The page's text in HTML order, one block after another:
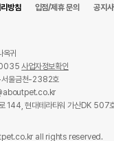
방침 입점/제휴 문의 공지
옥귀
사업자정보확인
서울금천-2382호
144, 현대테라타워 가산DK 507
all rights reserved.